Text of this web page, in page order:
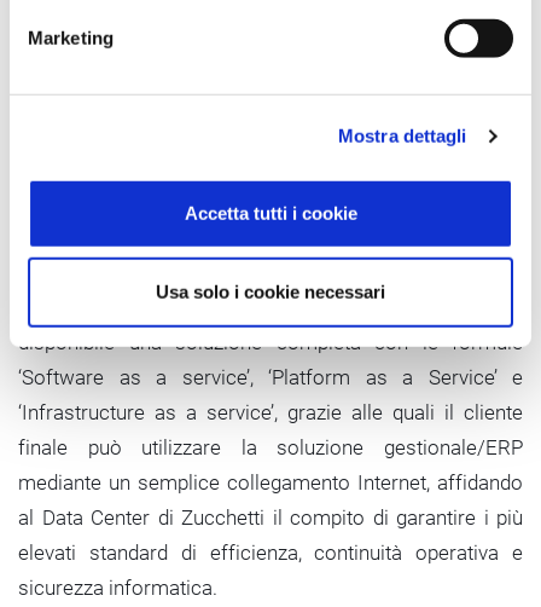
Marketing
Mostra dettagli
Accetta tutti i cookie
Usa solo i cookie necessari
gestionali presenti nella nostra offerta, dall’altro il fatto
che l’attività di system integration tra l’ERP e gli altri
applicativi aziendali viene fatta direttamente dai nostri
team di sviluppo, quindi l’azienda si trova a disposizione
Se poi parliamo di ERP in Cloud c’è un altro aspetto da
disponibile una soluzione completa con le formule
‘Software as a service’, ‘Platform as a Service’ e
‘Infrastructure as a service’, grazie alle quali il cliente
finale può utilizzare la soluzione gestionale/ERP
mediante un semplice collegamento Internet, affidando
al Data Center di Zucchetti il compito di garantire i più
elevati standard di efficienza, continuità operativa e
sicurezza informatica.